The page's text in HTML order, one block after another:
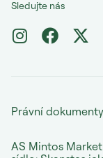
Sledujte nás
Právní dokumenty
AS Mintos